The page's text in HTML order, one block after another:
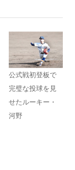
公式戦初登板で
完璧な投球を見
せたルーキー・
河野